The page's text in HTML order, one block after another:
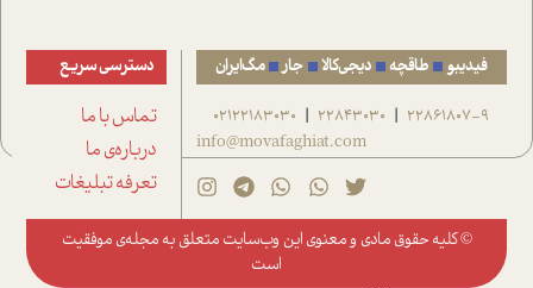
فیدیبو طاقچه دیجی‌کالا جار مگ‌ایران
22861807-9
|
22843030
|
02122183030
info@movafaghiat.com
دسترسی سریع
تماس با ما
درباره‌ی ما
تعرفه تبلیغات
© کلیه حقوق مادی و معنوی این وب‌سایت متعلق به مجله‌ی موفقیت
است